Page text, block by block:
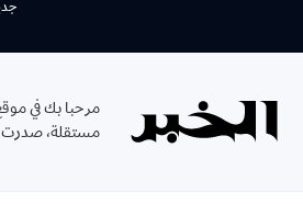
مرحبا بك في موقع
مستقلة، صدرت عام